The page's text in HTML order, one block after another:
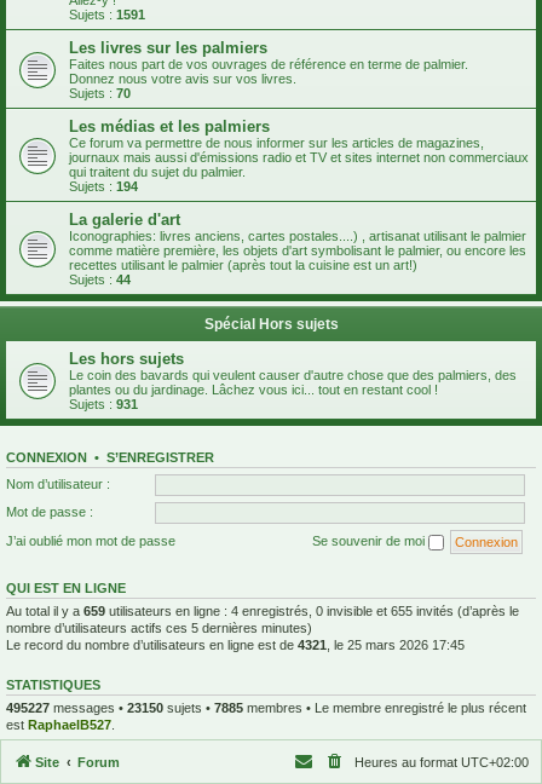
Sujets : 1591
Les livres sur les palmiers
Faites nous part de vos ouvrages de référence en terme de palmier.
Donnez nous votre avis sur vos livres.
Sujets : 70
Les médias et les palmiers
Ce forum va permettre de nous informer sur les articles de magazines,
journaux mais aussi d'émissions radio et TV et sites internet non commerciaux
qui traitent du sujet du palmier.
Sujets : 194
La galerie d'art
Iconographies: livres anciens, cartes postales....) , artisanat utilisant le palmier
comme matière première, les objets d'art symbolisant le palmier, ou encore les
recettes utilisant le palmier (après tout la cuisine est un art!)
Sujets : 44
Spécial Hors sujets
Les hors sujets
Le coin des bavards qui veulent causer d'autre chose que des palmiers, des
plantes ou du jardinage. Lâchez vous ici... tout en restant cool !
Sujets : 931
CONNEXION • S’ENREGISTRER
Nom d’utilisateur :
Mot de passe :
J’ai oublié mon mot de passe
Se souvenir de moi
QUI EST EN LIGNE
Au total il y a 659 utilisateurs en ligne : 4 enregistrés, 0 invisible et 655 invités (d’après le
nombre d’utilisateurs actifs ces 5 dernières minutes)
Le record du nombre d’utilisateurs en ligne est de 4321 , le 25 mars 2026 17:45
STATISTIQUES
495227 messages • 23150 sujets • 7885 membres • Le membre enregistré le plus récent
est RaphaelB527
Site Forum Heures au format UTC+02:00